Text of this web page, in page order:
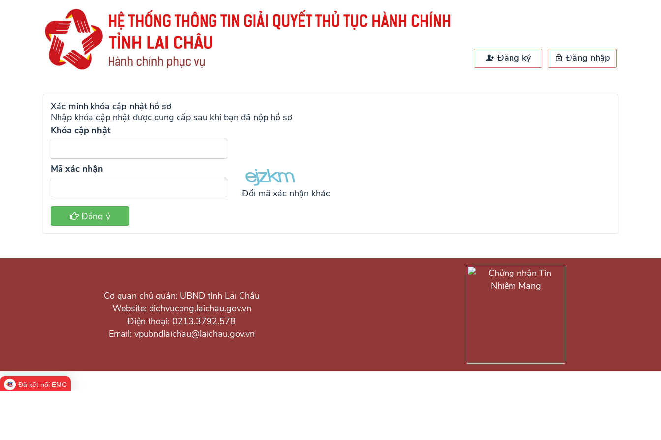
Đăng ký Đăng nhập
Xác minh khóa cập nhật hồ sơ
Nhập khóa cập nhật được cung cấp sau khi bạn đã nộp hồ sơ
Khóa cập nhật
Mã xác nhận
Đổi mã xác nhận khác
Đồng ý
Cơ quan chủ quản: UBND tỉnh Lai Châu
Website: dichvucong.laichau.gov.vn
Điện thoại: 0213.3792.578
Email: vpubndlaichau@laichau.gov.vn
Đã kết nối EMC